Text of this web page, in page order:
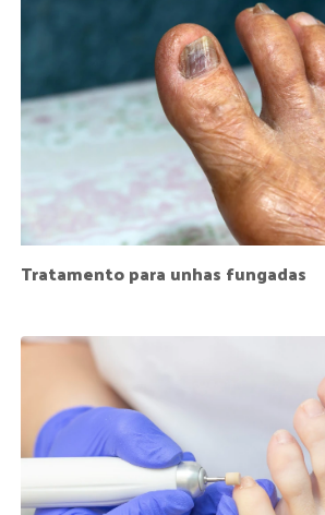
Tratamento para unhas fungadas